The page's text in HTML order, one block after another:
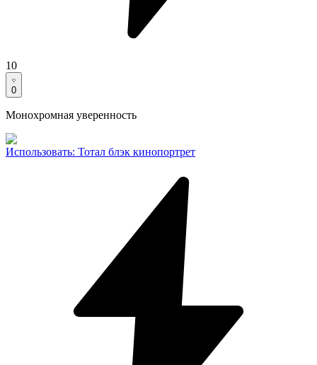
10
0
Монохромная уверенность
Использовать: Тотал блэк кинопортрет